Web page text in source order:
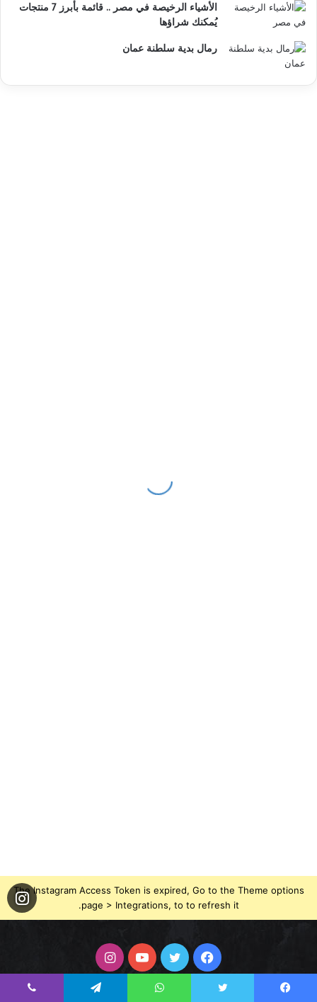
الأشياء الرخيصة في مصر .. قائمة بأبرز 7 منتجات
يُمكنك شراؤها
رمال بدية سلطنة عمان
The Instagram Access Token is expired, Go to the Theme options
page > Integrations, to to refresh it.
فيسبوكتويتر يوتيوبانستقرام